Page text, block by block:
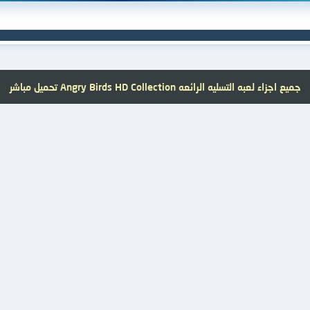
جميع اجزاء لعبه التسليه الرائعه Angry Birds HD Collection تحميل مباشر